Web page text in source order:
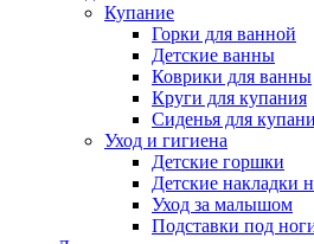
Купание
Горки для ванной
Детские ванны
Коврики для ванны
Круги для купания
Сиденья для
Уход и гигиена
Детские горшки
Детские накладки
Уход за малышом
Подставки под